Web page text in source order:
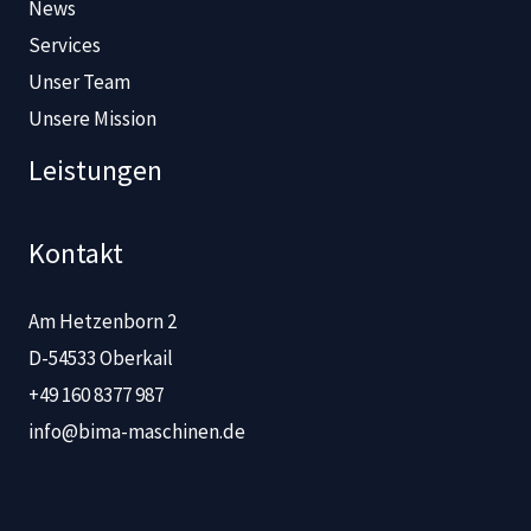
News
Services
Unser Team
Unsere Mission
Leistungen
Kontakt
Am Hetzenborn 2
D-54533 Oberkail
+49 160 8377 987
info@bima-maschinen.de